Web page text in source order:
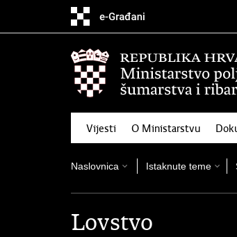
glavni
Vijesti O Ministarstvu
Naslovnica Istaknute teme
Lovstvo